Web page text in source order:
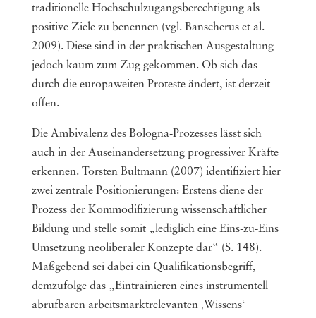
traditionelle Hochschulzugangsberechtigung als
positive Ziele zu benennen (vgl. Banscherus et al.
2009). Diese sind in der praktischen Ausgestaltung
jedoch kaum zum Zug gekommen. Ob sich das
durch die europaweiten Proteste ändert, ist derzeit
offen.
Die Ambivalenz des Bologna-Prozesses lässt sich
auch in der Auseinandersetzung progressiver Kräfte
erkennen. Torsten Bultmann (2007) identifiziert hier
zwei zentrale Positionierungen: Erstens diene der
Prozess der Kommodifizierung wissenschaftlicher
Bildung und stelle somit „lediglich eine Eins-zu-Eins
Umsetzung neoliberaler Konzepte dar“ (S. 148).
Maßgebend sei dabei ein Qualifikationsbegriff,
demzufolge das „Eintrainieren eines instrumentell
abrufbaren arbeitsmarktrelevanten ‚Wissens‘